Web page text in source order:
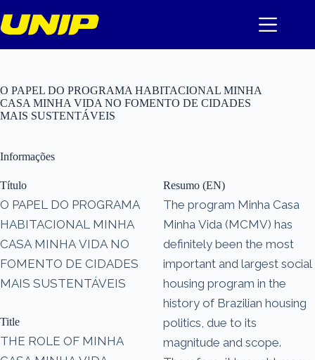
para
o
O PAPEL DO PROGRAMA HABITACIONAL MINHA
CASA MINHA VIDA NO FOMENTO DE CIDADES
MAIS SUSTENTÁVEIS
Informações
Título
O PAPEL DO PROGRAMA
HABITACIONAL MINHA
CASA MINHA VIDA NO
FOMENTO DE CIDADES
MAIS SUSTENTÁVEIS
Title
THE ROLE OF MINHA
Resumo (EN)
The program Minha Casa
Minha Vida (MCMV) has
definitely been the most
important and largest social
housing program in the
history of Brazilian housing
politics, due to its
magnitude and scope.